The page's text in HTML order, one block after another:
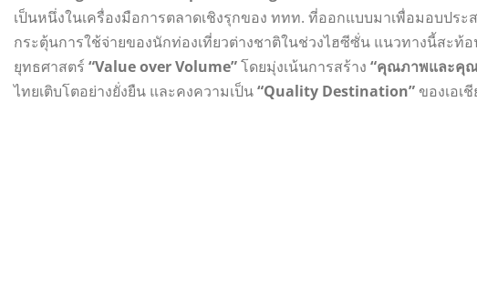
เป็นหนึ่งในเครื่องมือการตลาดเชิงรุกของ ททท. ที่ออกแบบมาเพื่อมอบปร
กระตุ้นการใช้จ่ายของนักท่องเที่ยวต่างชาติในช่วงไฮซีซั่น แนวทางนี้สะ
ยุทธศาสตร์ “Value over Volume”โดยมุ่งเน้นการสร้าง “คุณภาพและคุ
ไทยเติบโตอย่างยั่งยืน และคงความเป็น“Quality Destination” ของเอเชี